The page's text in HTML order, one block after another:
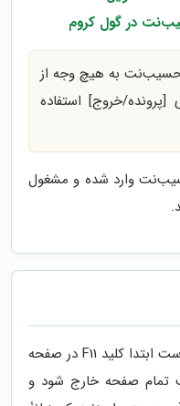
حسیب‌نت به هیچ وجه از
خروج] استفاده
وارد شده و مشغول
در پایان برای خروج از حسیب لازم است ابتدا کلید F11 در صفحه
تمام صفحه خارج شود و